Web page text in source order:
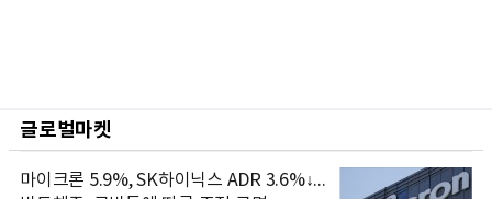
글로벌마켓
마이크론 5.9%, SK하이닉스 ADR 3.6%↓...